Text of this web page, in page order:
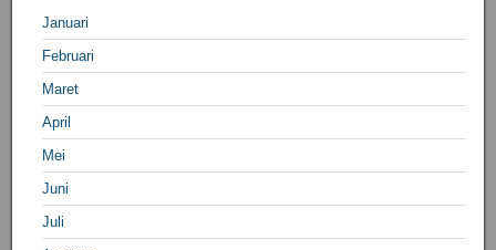
Januari
Februari
Maret
April
Mei
Juni
Juli